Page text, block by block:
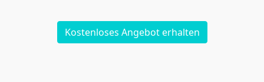
Kostenloses Angebot erhalten